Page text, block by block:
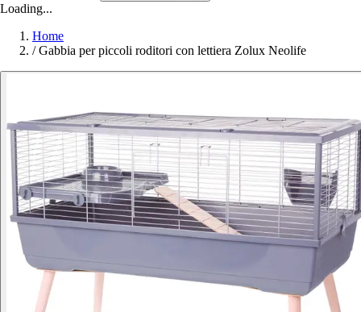
Loading...
Home
/ Gabbia per piccoli roditori con lettiera Zolux Neolife